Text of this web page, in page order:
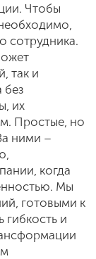
Чтобы
сотрудника.
так и
без
их
Простые, но
ними –
когда
Мы
готовыми к
и